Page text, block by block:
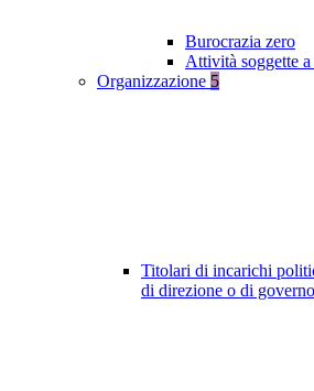
Burocrazia zero
Attività soggette
Organizzazione 5
Titolari di incarichi
di direzione o di governo